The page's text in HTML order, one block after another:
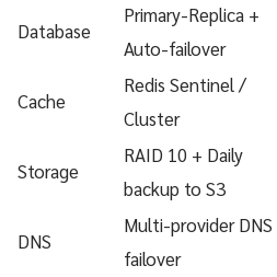
Database
Primary-Replica +
Auto-failover
Cache
Redis Sentinel /
Cluster
Storage
RAID 10 + Daily
backup to S3
DNS
Multi-provider DNS
failover